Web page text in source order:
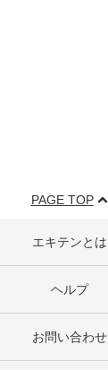
PAGE TOP
エキテンとは
ヘルプ
お問い合わせ